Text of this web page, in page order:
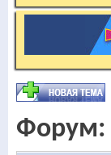
Форум: